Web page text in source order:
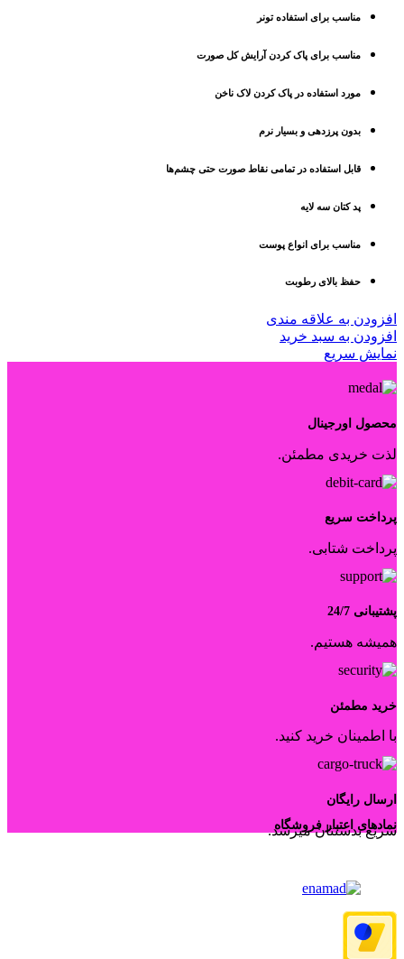
مناسب برای استفاده تونر
مناسب برای پاک کردن آرایش کل صورت
مورد استفاده در پاک کردن لاک ناخن
بدون پرزدهی و بسیار نرم
قابل استفاده در تمامی نقاط صورت حتی چشم‌ها
پد کتان سه لایه
مناسب برای انواع پوست
حفظ بالای رطوبت
افزودن به علاقه مندی
افزودن به سبد خرید
نمایش سریع
محصول اورجینال
لذت خریدی مطمئن.
پرداخت سریع
پرداخت شتابی.
پشتیبانی 24/7
همیشه هستیم.
خرید مطمئن
با اطمینان خرید کنید.
ارسال رایگان
سریع بدستتان میرسد.
نمادهای اعتبار فروشگاه